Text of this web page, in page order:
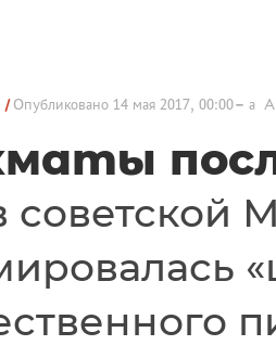
Опубликовано14 мая 2017, 00:00 a A
советской